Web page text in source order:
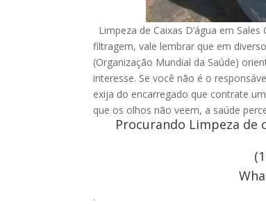
Limpeza de Caixas D’água em
filtragem, vale lembrar que em
(Organização Mundial da Saúde)
interesse. Se você não é o
exija do encarregado que contrate
que os olhos não veem, a saúde
Procurando Limpeza de
.